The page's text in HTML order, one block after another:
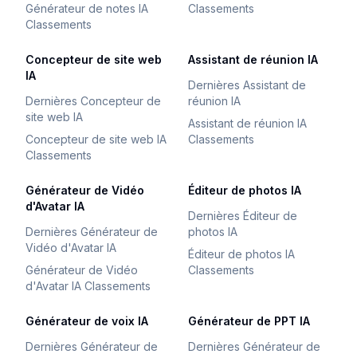
Générateur de notes IA
Classements
Classements
Concepteur de site web
IA
Dernières Concepteur de
site web IA
Concepteur de site web IA
Classements
Assistant de réunion IA
Dernières Assistant de
réunion IA
Assistant de réunion IA
Classements
Générateur de Vidéo
d'Avatar IA
Dernières Générateur de
Vidéo d'Avatar IA
Générateur de Vidéo
d'Avatar IA Classements
Éditeur de photos IA
Dernières Éditeur de
photos IA
Éditeur de photos IA
Classements
Générateur de voix IA
Dernières Générateur de
Générateur de PPT IA
Dernières Générateur de